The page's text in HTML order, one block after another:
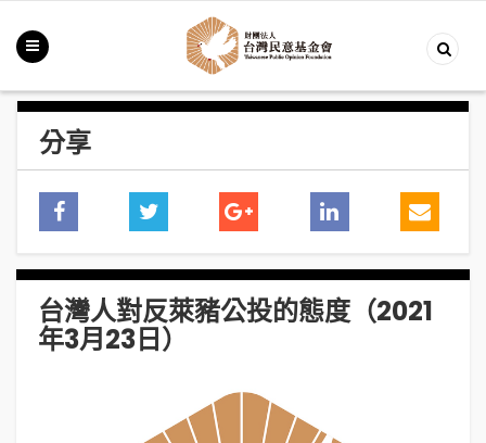
分享
台灣人對反萊豬公投的態度（2021
年3月23日）